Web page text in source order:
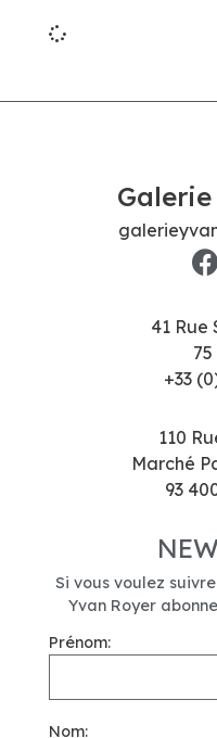
41 Rue
+33
110
Marché
93
Si vous voulez
Yvan Royer
Prénom:
Nom: